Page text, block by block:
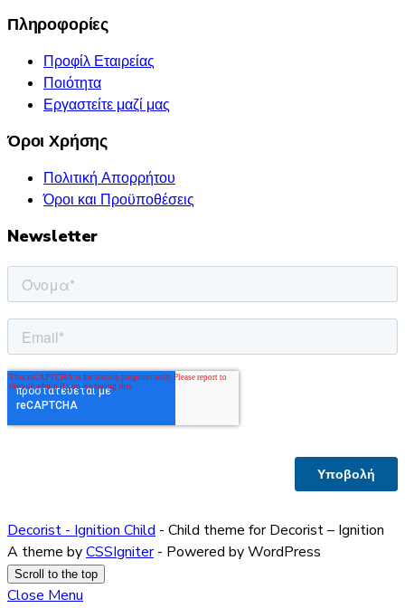
Πληροφορίες
Προφίλ Εταιρείας
Ποιότητα
Εργαστείτε μαζί μας
Όροι Χρήσης
Πολιτική Απορρήτου
Όροι και Προϋποθέσεις
Newsletter
Decorist - Ignition Child - Child theme for Decorist – Ignition
A theme byCSSIgniter- Powered by WordPress
Scroll to the top
Close Menu